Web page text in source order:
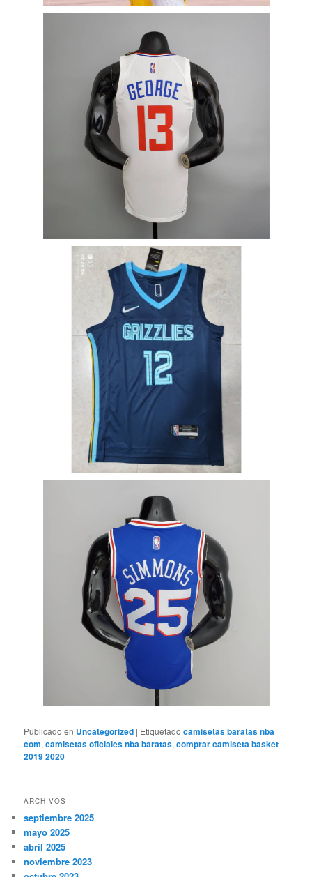
Publicado en Uncategorized | Etiquetado camisetas baratas nba
com,camisetas oficiales nba baratas,comprar camiseta basket
2019 2020
ARCHIVOS
septiembre 2025
mayo 2025
abril 2025
noviembre 2023